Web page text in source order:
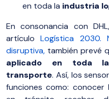
en toda la industria
En consonancia con
artículoLogística 2030.
disruptiva, también prevé
aplicado en toda
transporte. Así, los
funciones como: